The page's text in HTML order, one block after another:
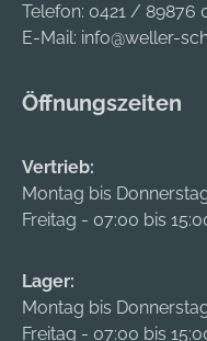
Telefon: 0421 / 89876
E-Mail: info@weller-
Öffnungszeiten
Vertrieb:
Montag bis
Freitag - 07:00 bis
Lager:
Montag bis
Freitag - 07:00 bis